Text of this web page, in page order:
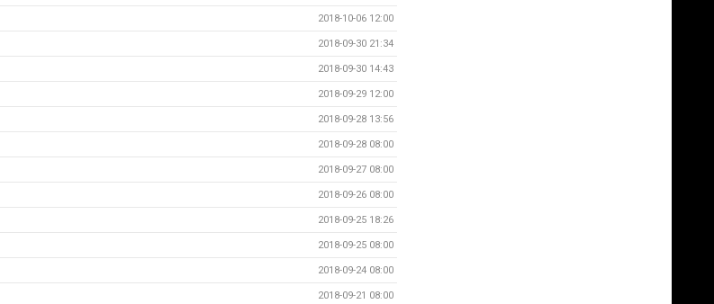
2018-10-06 12:00
2018-09-30 21:34
2018-09-30 14:43
2018-09-29 12:00
2018-09-28 13:56
2018-09-28 08:00
2018-09-27 08:00
2018-09-26 08:00
2018-09-25 18:26
2018-09-25 08:00
2018-09-24 08:00
2018-09-21 08:00